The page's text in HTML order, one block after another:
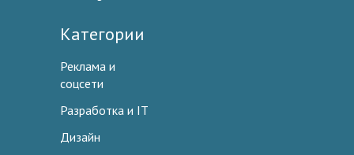
Категории
Реклама и
соцсети
Разработка и IT
Дизайн